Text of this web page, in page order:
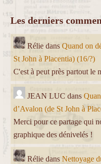
Les derniers
Rélie dans Quand on
St John à Placentia) (16/?)
C'est à peut près partout le
JEAN LUC dans
d’Avalon (de St John à
Merci pour ce partage qui
graphique des dénivelés !
Rélie dans Nettoyage